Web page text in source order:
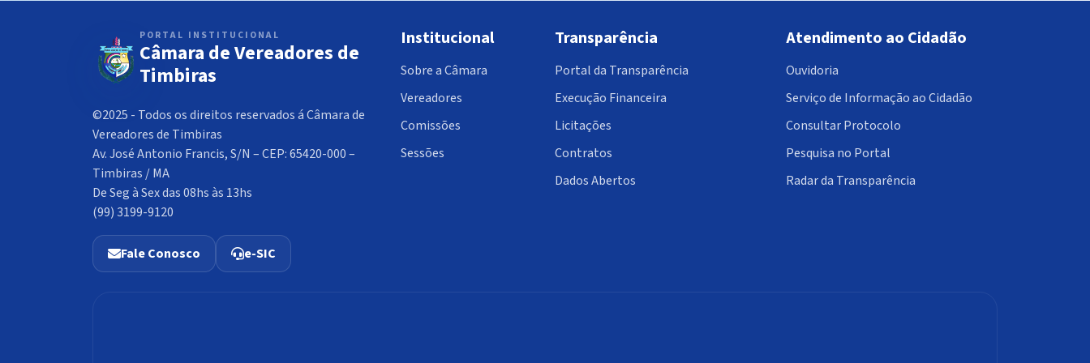
PORTAL INSTITUCIONAL
Câmara de Vereadores de
Timbiras
©2025 - Todos os direitos reservados á Câmara de
Vereadores de Timbiras
Av. José Antonio Francis, S/N – CEP: 65420-000 –
Timbiras / MA
De Seg à Sex das 08hs às 13hs
(99) 3199-9120
Fale Conosco e-SIC
Institucional
Sobre a Câmara
Vereadores
Comissões
Sessões
Transparência
Portal da Transparência
Execução Financeira
Licitações
Contratos
Dados Abertos
Atendimento ao Cidadão
Ouvidoria
Serviço de Informação ao Cidadão
Consultar Protocolo
Pesquisa no Portal
Radar da Transparência